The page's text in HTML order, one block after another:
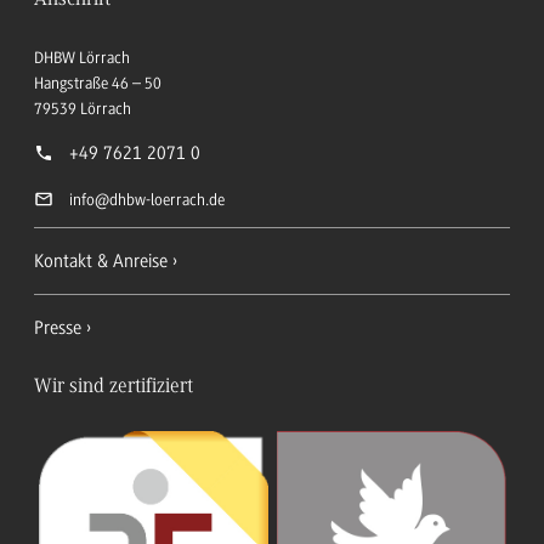
DHBW Lörrach
Hangstraße 46 – 50
79539 Lörrach
+49 7621 2071 0
info@dhbw-loerrach.de
Kontakt & Anreise
Presse
Wir sind zertifiziert